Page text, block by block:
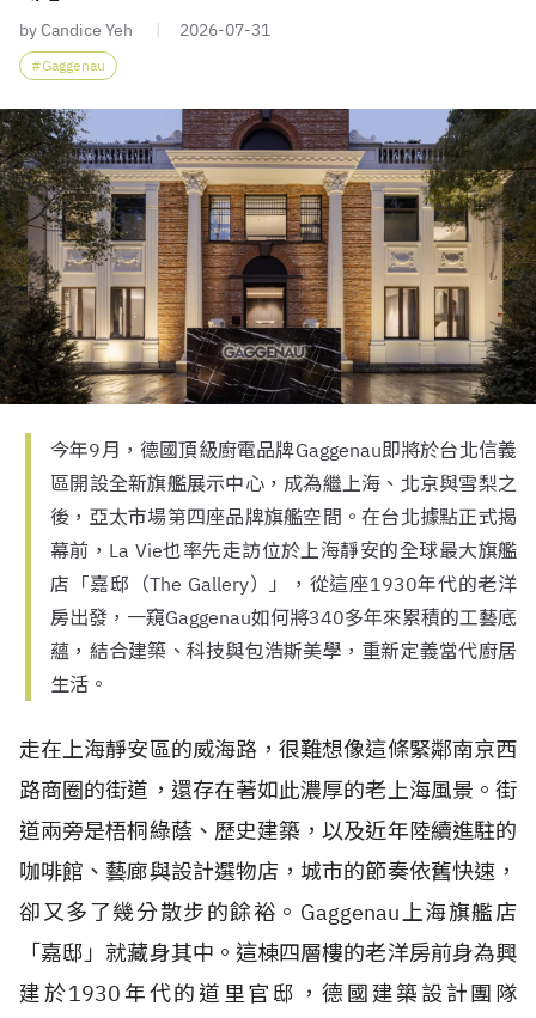
by Candice Yeh 2026-07-31
Gaggenau
今年9月，德國頂級廚電品牌Gaggenau即將於台北信義
區開設全新旗艦展示中心，成為繼上海、北京與雪梨之
後，亞太市場第四座品牌旗艦空間。在台北據點正式揭
幕前，La Vie也率先走訪位於上海靜安的全球最大旗艦
店「嘉邸（The Gallery）」，從這座1930年代的老洋
房出發，一窺Gaggenau如何將340多年來累積的工藝底
蘊，結合建築、科技與包浩斯美學，重新定義當代廚居
生活。
走在上海靜安區的威海路，很難想像這條緊鄰南京西
路商圈的街道，還存在著如此濃厚的老上海風景。街
道兩旁是梧桐綠蔭、歷史建築，以及近年陸續進駐的
咖啡館、藝廊與設計選物店，城市的節奏依舊快速，
卻又多了幾分散步的餘裕。Gaggenau上海旗艦店
「嘉邸」就藏身其中。這棟四層樓的老洋房前身為興
建於1930年代的道里官邸，德國建築設計團隊